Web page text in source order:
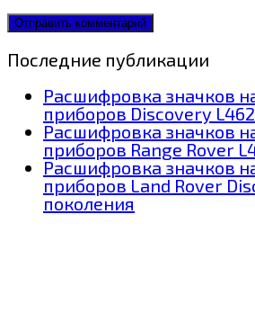
Последние публикации
Расшифровка значков
приборов Discovery L462
Расшифровка значков
приборов Range Rover
Расшифровка значков
приборов Land Rover
поколения